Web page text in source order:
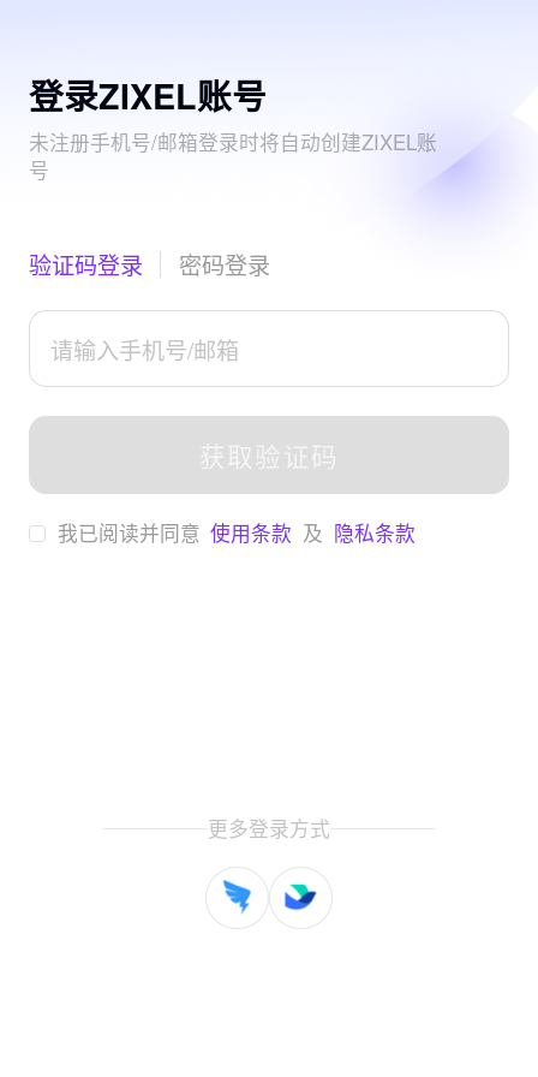
登录ZIXEL账号
未注册手机号/邮箱登录时将自动创建ZIXEL账
号
验证码登录 密码登录
获取验证码
我已阅读并同意 使用条款 及 隐私条款
更多登录方式